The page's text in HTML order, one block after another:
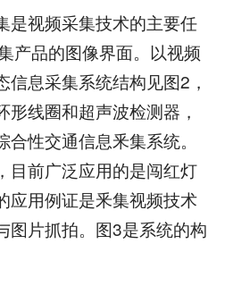
视频采集技术的主要任
产品的图像界面。以视频
息采集系统结构见图2，
线圈和超声波检测器，
性交通信息釆集系统。
目前广泛应用的是闯红灯
应用例证是釆集视频技术
图片抓拍。图3是系统的构